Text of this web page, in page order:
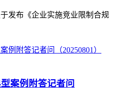
发布《企业实施竞业限制合规
案例附答记者问